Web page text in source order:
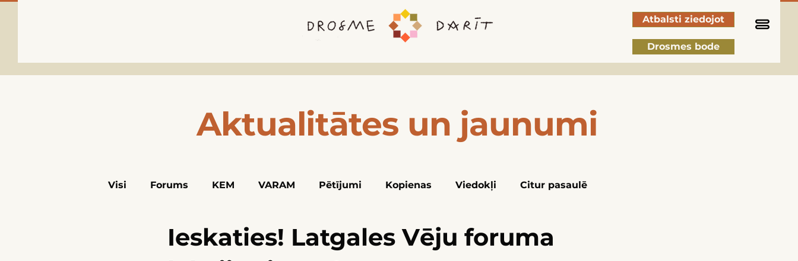
Atbalsti ziedojot
Drosmes bode
Aktualitātes un jaunumi
Visi Forums KEM VARAM Pētījumi Kopienas Viedokļi Citur pasaulē
Ieskaties! Latgales Vēju foruma